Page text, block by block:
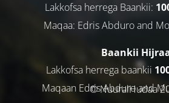
Lakkofsa herrega Baankii:
Maqaa: Edris Abduro and
Baankii
Lakkofsa herrega baankii
Maqaan Edris Abduro and
© NuuralHudaa